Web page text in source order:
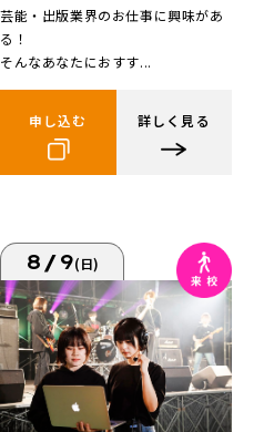
芸能・出版業界のお仕事に興味があ
る！
そんなあなたにおすす...
申し込む 詳しく見る
8/9(日)